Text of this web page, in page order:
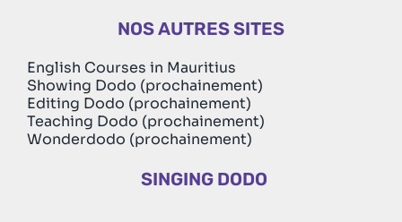
NOS AUTRES SITES
English Courses in Mauritius
Showing Dodo (prochainement)
Editing Dodo (prochainement)
Teaching Dodo (prochainement)
Wonderdodo (prochainement)
SINGING DODO